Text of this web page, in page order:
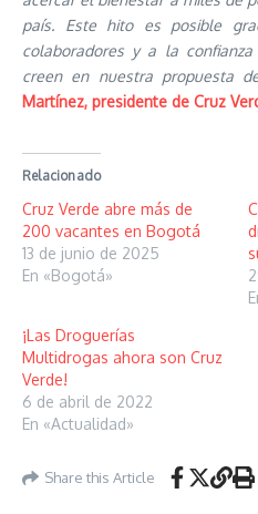
país. Este hito es posible
colaboradores y a la
creen en nuestra propuesta
Martínez, presidente de Cruz
Relacionado
Cruz Verde abre más de
200 vacantes en Bogotá
13 de junio de 2025
En «Bogotá»
¡Las Droguerías
Multidrogas ahora son Cruz
Verde!
6 de abril de 2022
En «Actualidad»
Share this Article